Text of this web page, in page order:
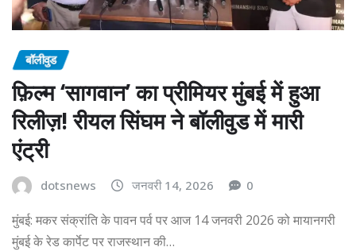
बॉलीवुड
फ़िल्म ‘सागवान’ का प्रीमियर मुंबई में हुआ
रिलीज़! रीयल सिंघम ने बॉलीवुड में मारी
एंट्री
dotsnews जनवरी 14, 2026 0
मुंबई: मकर संक्रांति के पावन पर्व पर आज 14 जनवरी 2026 को मायानगरी
मुंबई के रेड कार्पेट पर राजस्थान की…